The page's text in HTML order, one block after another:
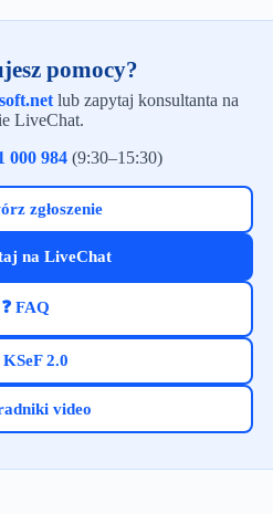
pomocy?
lub zapytaj konsultanta na
LiveChat.
000 984(9:30–15:30)
zgłoszenie
na LiveChat
❓ FAQ
KSeF 2.0
video